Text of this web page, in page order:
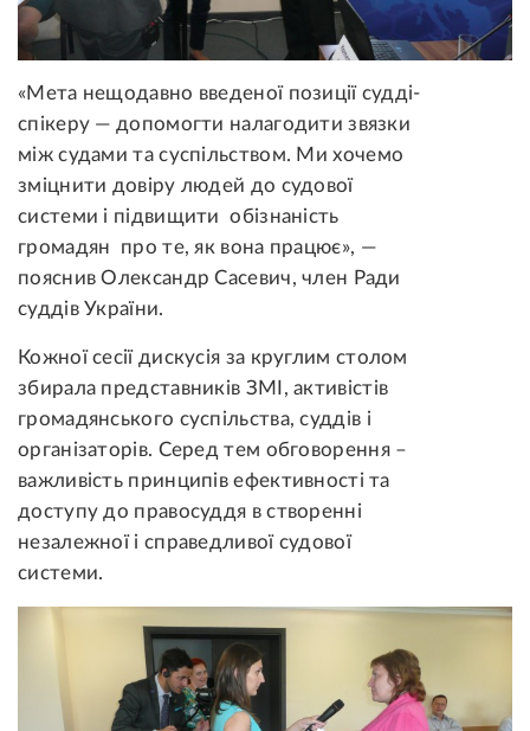
«Мета нещодавно введеної позиції судді-
спікеру — допомогти налагодити звязки
між судами та суспільством. Ми хочемо
зміцнити довіру людей до судової
системи і підвищити обізнаність
громадян про те, як вона працює», —
пояснив Олександр Сасевич, член Ради
суддів України.
Кожної сесії дискусія за круглим столом
збирала представників ЗМІ, активістів
громадянського суспільства, суддів і
організаторів. Серед тем обговорення –
важливість принципів ефективності та
доступу до правосуддя в створенні
незалежної і справедливої судової
системи.